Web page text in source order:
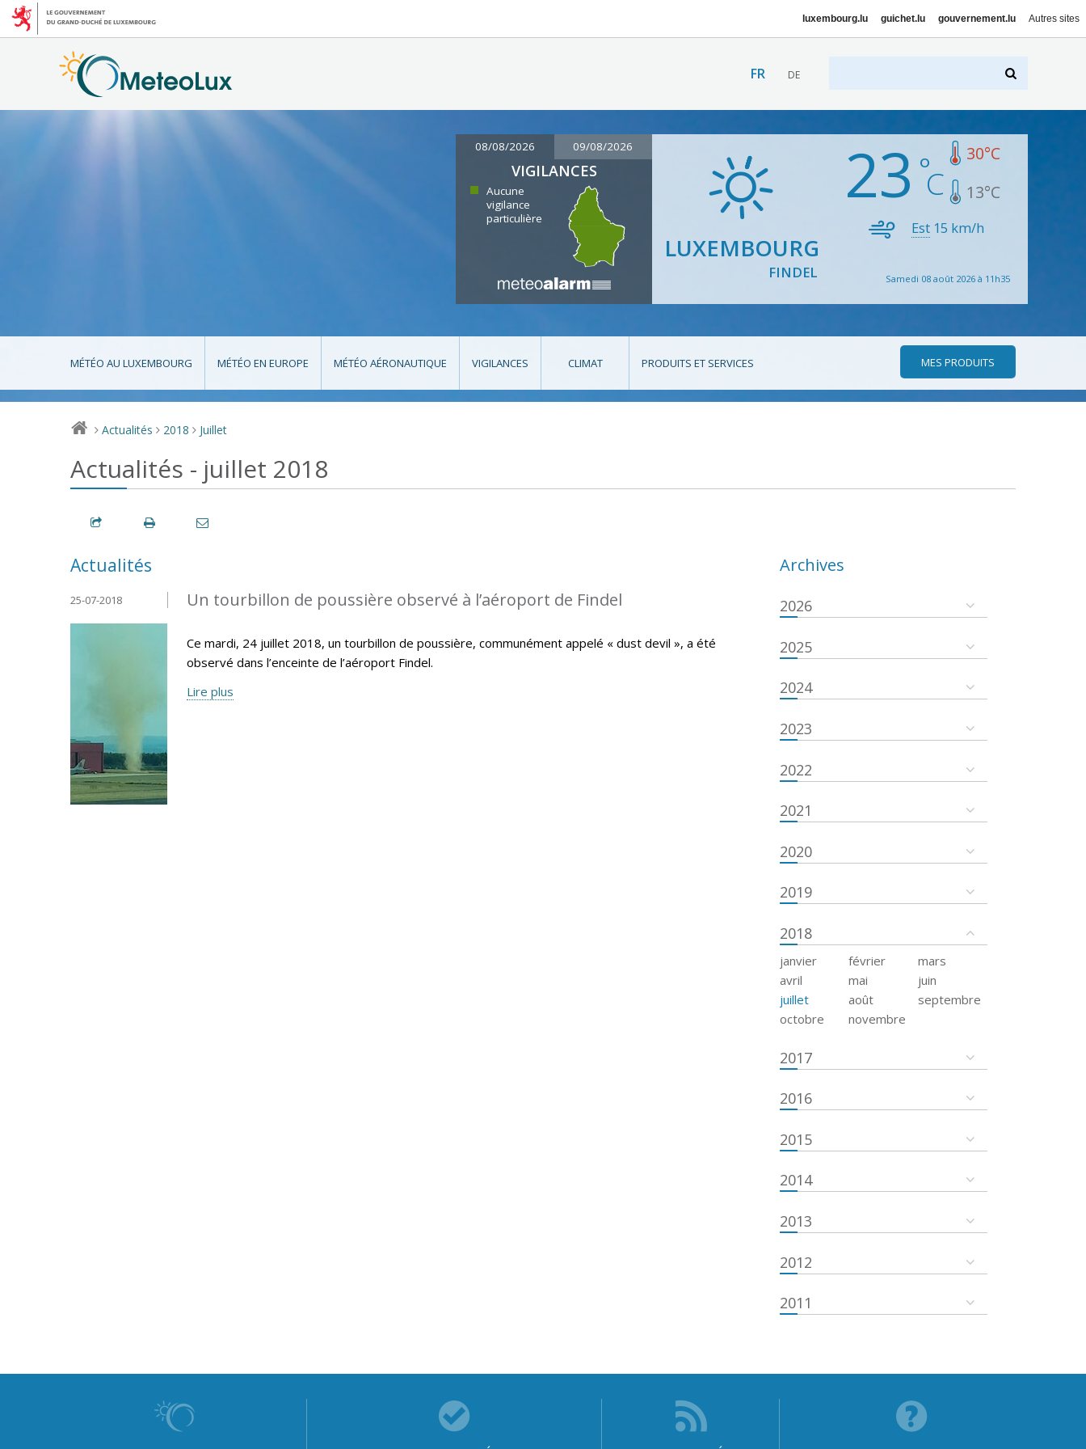
luxembourg.lu guichet.lu gouvernement.lu Autres sites
FR DE
08/08/2026 09/08/2026
VIGILANCES
Aucune
vigilance
particulière
LUXEMBOURG
FINDEL
23 30°C
13°C
Est15 km/h
Samedi 08 août 2026 à 11h35
MÉTÉO AU LUXEMBOURG MÉTÉO EN EUROPE MÉTÉO AÉRONAUTIQUE VIGILANCES CLIMAT PRODUITS ET SERVICES MES PRODUITS
> Actualités > 2018 > Juillet
Actualités - juillet 2018
Actualités
Un tourbillon de poussière observé à l’aéroport de Findel
25-07-2018
Ce mardi, 24 juillet 2018, un tourbillon de poussière, communément appelé « dust devil », a été
observé dans l’enceinte de l’aéroport Findel.
Lire plus
Archives
2026
2025
2024
2023
2022
2021
2020
2019
2018
janvier février
mars
avril
mai
juin
juillet
août
septembre
octobre
novembre
2017
2016
2015
2014
2013
2012
2011